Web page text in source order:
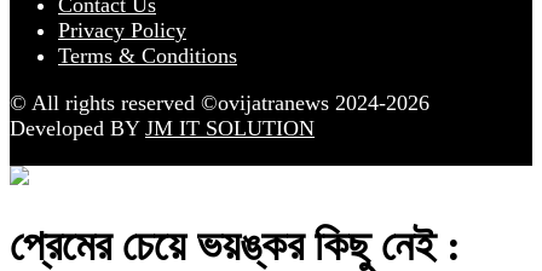
Privacy Policy
Terms & Conditions
© All rights reserved ©ovijatranews 2024-2026
Developed BY JM IT SOLUTION
প্রেমের চেয়ে ভয়ঙ্কর কিছু নেই :